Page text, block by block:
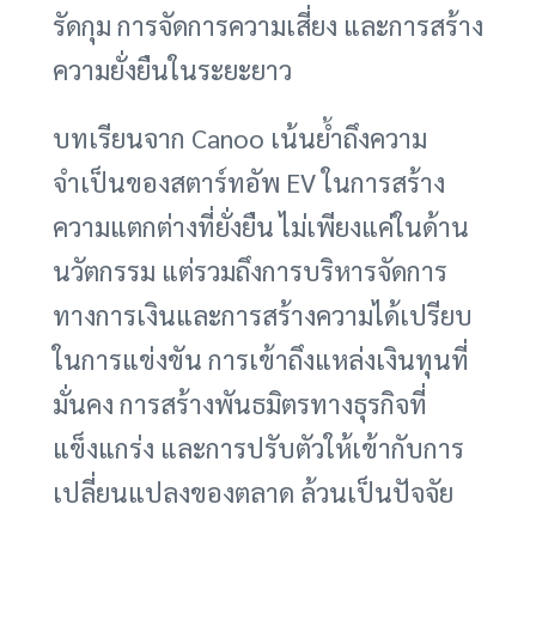
รัดกุม การจัดการความเสี่ยง และการสร้าง
ความยั่งยืนในระยะยาว
บทเรียนจาก Canoo เน้นย้ำถึงความ
จำเป็นของสตาร์ทอัพ EV ในการสร้าง
ความแตกต่างที่ยั่งยืน ไม่เพียงแค่ในด้าน
นวัตกรรม แต่รวมถึงการบริหารจัดการ
ทางการเงินและการสร้างความได้เปรียบ
ในการแข่งขัน การเข้าถึงแหล่งเงินทุนที่
มั่นคง การสร้างพันธมิตรทางธุรกิจที่
แข็งแกร่ง และการปรับตัวให้เข้ากับการ
เปลี่ยนแปลงของตลาด ล้วนเป็นปัจจัย